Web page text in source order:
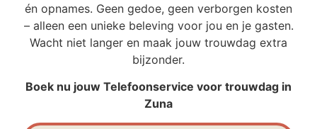
én opnames. Geen gedoe, geen verborgen kosten
– alleen een unieke beleving voor jou en je gasten.
Wacht niet langer en maak jouw trouwdag extra
bijzonder.
Boek nu jouw Telefoonservice voor trouwdag in
Zuna